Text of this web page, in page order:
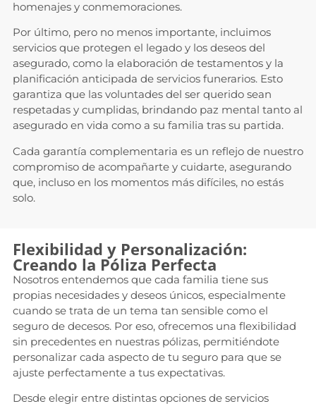
homenajes y conmemoraciones.
Por último, pero no menos importante, incluimos
servicios que protegen el legado y los deseos del
asegurado, como la elaboración de testamentos y la
planificación anticipada de servicios funerarios. Esto
garantiza que las voluntades del ser querido sean
respetadas y cumplidas, brindando paz mental tanto al
asegurado en vida como a su familia tras su partida.
Cada garantía complementaria es un reflejo de nuestro
compromiso de acompañarte y cuidarte, asegurando
que, incluso en los momentos más difíciles, no estás
solo.
Flexibilidad y Personalización:
Creando la Póliza Perfecta
Nosotros entendemos que cada familia tiene sus
propias necesidades y deseos únicos, especialmente
cuando se trata de un tema tan sensible como el
seguro de decesos. Por eso, ofrecemos una flexibilidad
sin precedentes en nuestras pólizas, permitiéndote
personalizar cada aspecto de tu seguro para que se
ajuste perfectamente a tus expectativas.
Desde elegir entre distintas opciones de servicios